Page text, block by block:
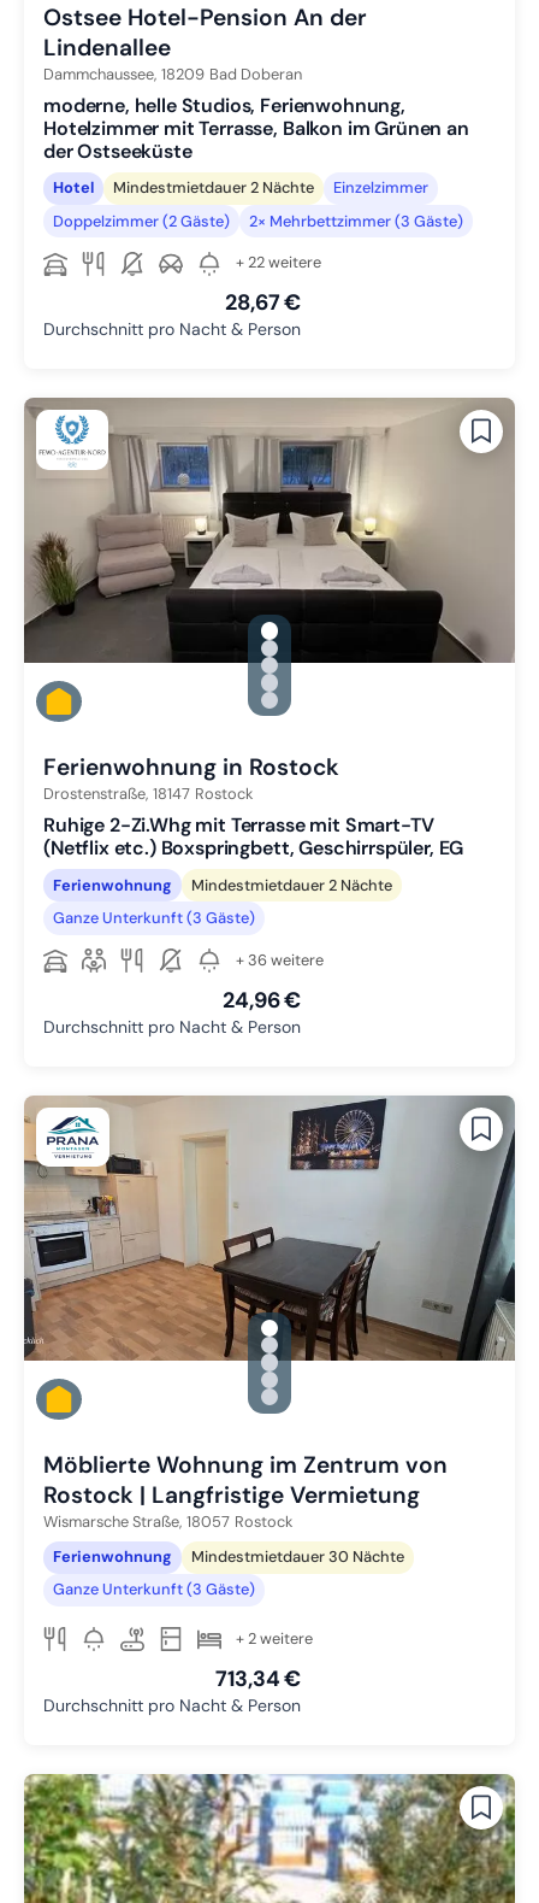
Ostsee Hotel-Pension An der
Lindenallee
Dammchaussee, 18209 Bad Doberan
moderne, helle Studios, Ferienwohnung,
Hotelzimmer mit Terrasse, Balkon im Grünen an
der Ostseeküste
Hotel Mindestmietdauer 2 Nächte
Einzelzimmer
Doppelzimmer (2 Gäste)
2× Mehrbettzimmer (3 Gäste)
+ 22 weitere
28,67 €
Durchschnitt pro Nacht & Person
gallery.slide_selector
Zu Slide 1 wechseln
Zu Slide 2 wechseln
Zu Slide 3 wechseln
Zu Slide 4 wechseln
Zu Slide 5 wechseln
Ferienwohnung in Rostock
Drostenstraße, 18147 Rostock
Ruhige 2-Zi.Whg mit Terrasse mit Smart-TV
(Netflix etc.) Boxspringbett, Geschirrspüler, EG
Ferienwohnung
Mindestmietdauer 2 Nächte
Ganze Unterkunft (3 Gäste)
+ 36 weitere
24,96 €
Durchschnitt pro Nacht & Person
gallery.slide_selector
Zu Slide 1 wechseln
Zu Slide 2 wechseln
Zu Slide 3 wechseln
Zu Slide 4 wechseln
Zu Slide 5 wechseln
Möblierte Wohnung im Zentrum von
Rostock | Langfristige Vermietung
Wismarsche Straße, 18057 Rostock
Ferienwohnung
Mindestmietdauer 30 Nächte
Ganze Unterkunft (3 Gäste)
+ 2 weitere
713,34 €
Durchschnitt pro Nacht & Person